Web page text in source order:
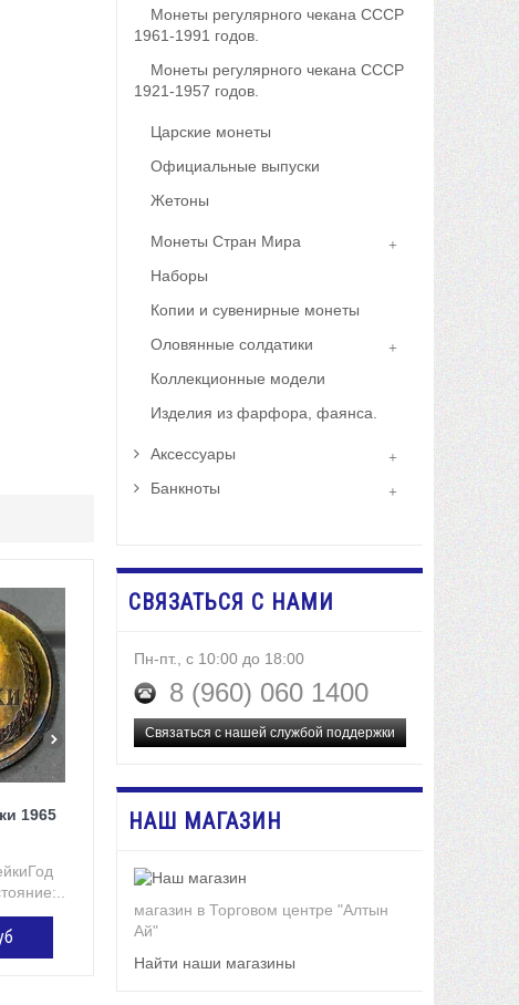
1965
Монеты регулярного чекана СССР
1961-1991 годов.
Монеты регулярного чекана СССР
1921-1957 годов.
Царские монеты
Официальные выпуски
Жетоны
Монеты Стран Мира
Наборы
Копии и сувенирные монеты
Оловянные солдатики
Коллекционные модели
Изделия из фарфора, фаянса.
Аксессуары
Банкноты
СВЯЗАТЬСЯ С НАМИ
Пн-пт., с 10:00 до 18:00
8 (960) 060 1400
Связаться с нашей службой поддержки
НАШ МАГАЗИН
магазин в Торговом центре "Алтын
Ай"
Найти наши магазины